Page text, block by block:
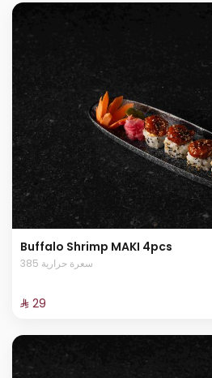
Buffalo Shrimp MAKI 4pcs
385 سعرة حرارية
⁨⁦‪‬ 29⁩